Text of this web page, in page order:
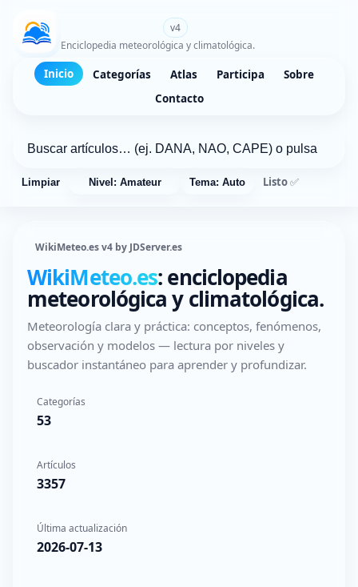
v4
Enciclopedia meteorológica y climatológica.
Inicio Categorías Atlas Participa
Sobre
Contacto
Limpiar Nivel: Amateur Tema: Auto Listo ✅
WikiMeteo.es v4 by JDServer.es
WikiMeteo.es: enciclopedia
meteorológica y climatológica.
Meteorología clara y práctica: conceptos, fenómenos,
observación y modelos — lectura por niveles y
buscador instantáneo para aprender y profundizar.
Categorías
53
Artículos
3357
Última actualización
2026-07-13